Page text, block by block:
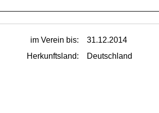
im Verein bis:
31.12.2014
Herkunftsland:
Deutschland